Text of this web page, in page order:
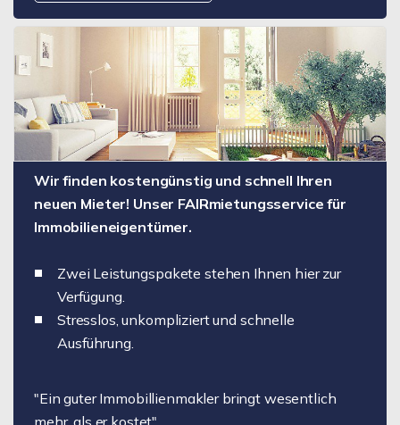
Wir finden kostengünstig und schnell Ihren
neuen Mieter! Unser FAIRmietungsservice für
Immobilieneigentümer.
Zwei Leistungspakete stehen Ihnen hier zur
Verfügung.
Stresslos, unkompliziert und schnelle
Ausführung.
"Ein guter Immobillienmakler bringt wesentlich